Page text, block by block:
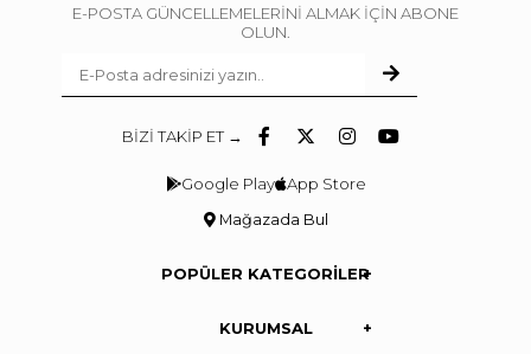
E-POSTA GÜNCELLEMELERİNİ ALMAK İÇİN ABONE
OLUN.
BİZİ TAKİP ET →
Google Play App Store
Mağazada Bul
POPÜLER KATEGORİLER
KURUMSAL